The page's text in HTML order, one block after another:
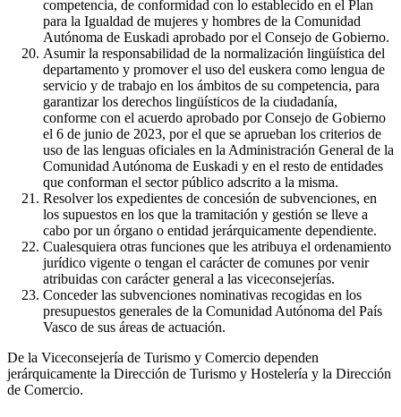
competencia, de conformidad con lo establecido en el Plan
para la Igualdad de mujeres y hombres de la Comunidad
Autónoma de Euskadi aprobado por el Consejo de Gobierno.
Asumir la responsabilidad de la normalización lingüística del
departamento y promover el uso del euskera como lengua de
servicio y de trabajo en los ámbitos de su competencia, para
garantizar los derechos lingüísticos de la ciudadanía,
conforme con el acuerdo aprobado por Consejo de Gobierno
el 6 de junio de 2023, por el que se aprueban los criterios de
uso de las lenguas oficiales en la Administración General de la
Comunidad Autónoma de Euskadi y en el resto de entidades
que conforman el sector público adscrito a la misma.
Resolver los expedientes de concesión de subvenciones, en
los supuestos en los que la tramitación y gestión se lleve a
cabo por un órgano o entidad jerárquicamente dependiente.
Cualesquiera otras funciones que les atribuya el ordenamiento
jurídico vigente o tengan el carácter de comunes por venir
atribuidas con carácter general a las viceconsejerías.
Conceder las subvenciones nominativas recogidas en los
presupuestos generales de la Comunidad Autónoma del País
Vasco de sus áreas de actuación.
De la Viceconsejería de Turismo y Comercio dependen
jerárquicamente la Dirección de Turismo y Hostelería y la Dirección
de Comercio.